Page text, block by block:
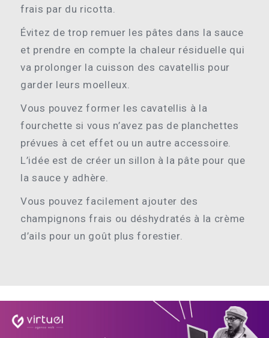
frais par du ricotta.
Évitez de trop remuer les pâtes dans la sauce
et prendre en compte la chaleur résiduelle qui
va prolonger la cuisson des cavatellis pour
garder leurs moelleux.
Vous pouvez former les cavatellis à la
fourchette si vous n’avez pas de planchettes
prévues à cet effet ou un autre accessoire.
L’idée est de créer un sillon à la pâte pour que
la sauce y adhère.
Vous pouvez facilement ajouter des
champignons frais ou déshydratés à la crème
d’ails pour un goût plus forestier.